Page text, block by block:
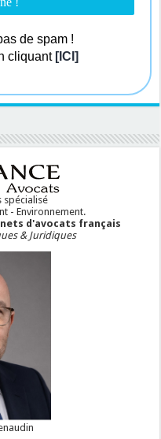
de spam !
cliquant [ICI]
spécialisé
- Environnement.
d'avocats français
& Juridiques